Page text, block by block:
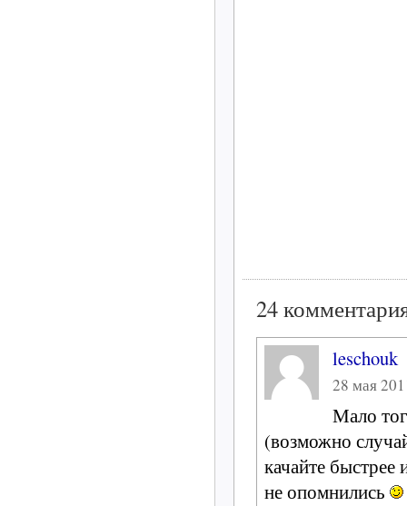
24
leschouk
28 мая
Мало
(возможно
качайте быстрее
не опомнились